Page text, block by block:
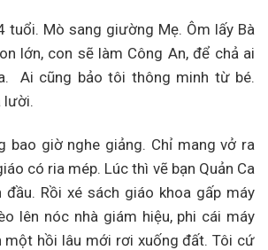
tuổi. Mò sang giường Mẹ. Ôm lấy Bà
lớn, con sẽ làm Công An, để chả ai
Ai cũng bảo tôi thông minh từ bé.
lười.
bao giờ nghe giảng. Chỉ mang vở ra
có ria mép. Lúc thì vẽ bạn Quản Ca
đầu. Rồi xé sách giáo khoa gấp máy
lên nóc nhà giám hiệu, phi cái máy
một hồi lâu mới rơi xuống đất. Tôi cứ